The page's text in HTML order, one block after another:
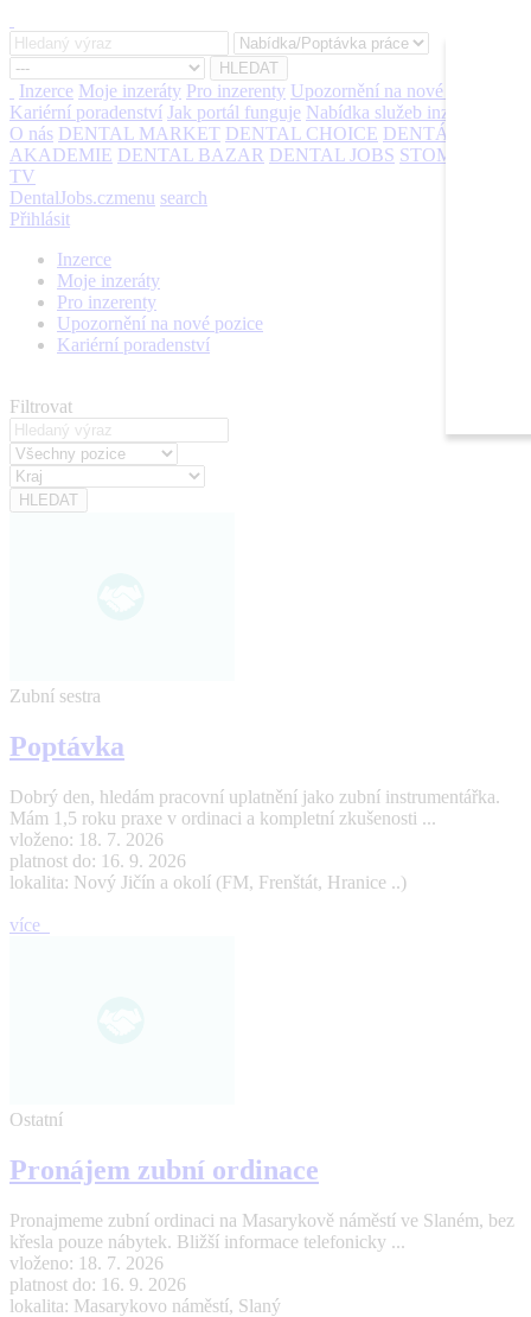
Inzerce Moje inzeráty Pro inzerenty Upozornění na nové pozice
Kariérní poradenství Jak portál funguje Nabídka služeb inzerentům
O nás DENTAL MARKET DENTAL CHOICE DENTÁLNÍ
AKADEMIE DENTAL BAZAR DENTAL JOBS STOMATEAM
TV
DentalJobs.czmenu search
Přihlásit
Inzerce
Moje inzeráty
Pro inzerenty
Upozornění na nové pozice
Kariérní poradenství
Filtrovat
Zubní sestra
Poptávka
Dobrý den, hledám pracovní uplatnění jako zubní instrumentářka.
Mám 1,5 roku praxe v ordinaci a kompletní zkušenosti ...
vloženo: 18. 7. 2026
platnost do: 16. 9. 2026
lokalita: Nový Jičín a okolí (FM, Frenštát, Hranice ..)
více
Ostatní
Pronájem zubní ordinace
Pronajmeme zubní ordinaci na Masarykově náměstí ve Slaném, bez
křesla pouze nábytek. Bližší informace telefonicky ...
vloženo: 18. 7. 2026
platnost do: 16. 9. 2026
lokalita: Masarykovo náměstí, Slaný